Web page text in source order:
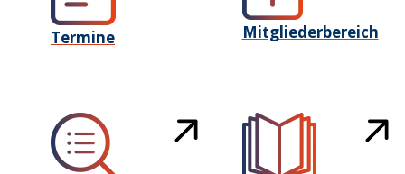
Termine Mitgliederbereich